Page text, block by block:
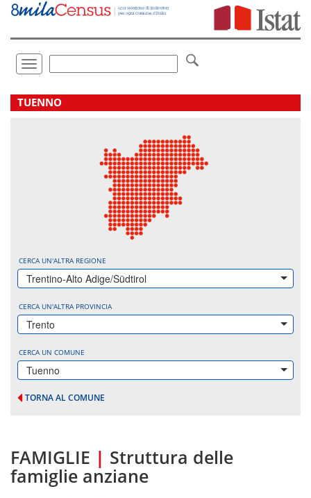
Vai
direttamente
Toggle
navigation
.
TUENNO
CERCA UN'ALTRA REGIONE
Trentino-Alto Adige/Südtirol
CERCA UN'ALTRA PROVINCIA
Trento
CERCA UN COMUNE
Tuenno
TORNA AL COMUNE
FAMIGLIE | Struttura delle
famiglie anziane